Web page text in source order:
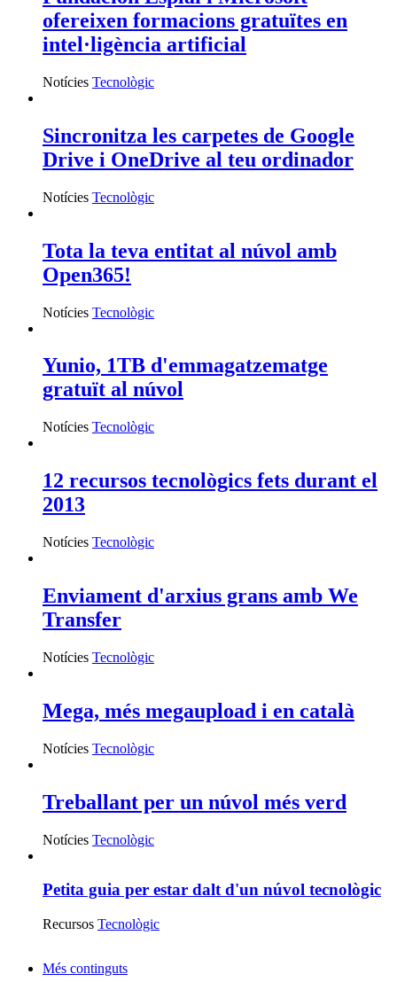
ofereixen formacions gratuïtes en
intel·ligència artificial
Notícies Tecnològic
Sincronitza les carpetes de Google
Drive i OneDrive al teu ordinador
Notícies Tecnològic
Tota la teva entitat al núvol amb
Open365!
Notícies Tecnològic
Yunio, 1TB d'emmagatzematge
gratuït al núvol
Notícies Tecnològic
12 recursos tecnològics fets durant el
2013
Notícies Tecnològic
Enviament d'arxius grans amb We
Transfer
Notícies Tecnològic
Mega, més megaupload i en català
Notícies Tecnològic
Treballant per un núvol més verd
Notícies Tecnològic
Petita guia per estar dalt d'un núvol tecnològic
Recursos Tecnològic
Més continguts